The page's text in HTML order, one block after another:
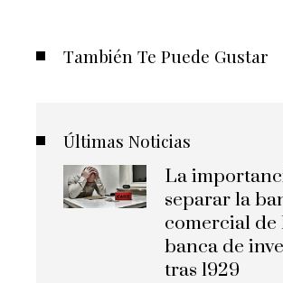
También Te Puede Gustar
Últimas Noticias
La
separar la
comercial de
banca de
tras 1929